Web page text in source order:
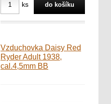
ks
Vzduchovka Daisy Red
Ryder Adult 1938,
cal.4,5mm BB